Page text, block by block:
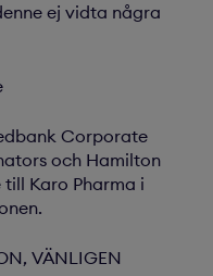
ej vidta några
Corporate
och Hamilton
Karo Pharma i
VÄNLIGEN